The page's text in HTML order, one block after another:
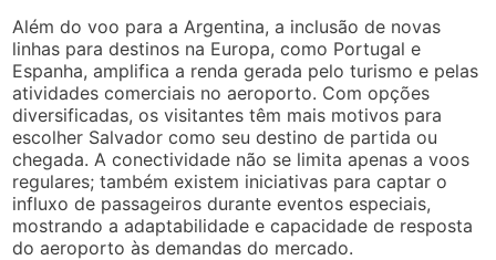
Além do voo para a Argentina, a inclusão de novas
linhas para destinos na Europa, como Portugal e
Espanha, amplifica a renda gerada pelo turismo e pelas
atividades comerciais no aeroporto. Com opções
diversificadas, os visitantes têm mais motivos para
escolher Salvador como seu destino de partida ou
chegada. A conectividade não se limita apenas a voos
regulares; também existem iniciativas para captar o
influxo de passageiros durante eventos especiais,
mostrando a adaptabilidade e capacidade de resposta
do aeroporto às demandas do mercado.